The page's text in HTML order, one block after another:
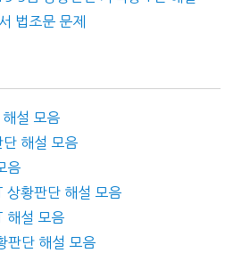
법조문 문제
설 모음
해설 모음
음
상황판단 해설 모음
해설 모음
판단 해설 모음